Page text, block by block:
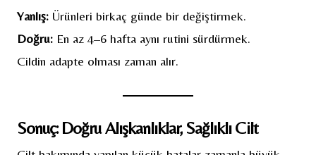
Yanlış: Ürünleri birkaç günde bir değiştirmek.
Doğru: En az 4–6 hafta aynı rutini sürdürmek.
Cildin adapte olması zaman alır.
Sonuç: Doğru Alışkanlıklar, Sağlıklı Cilt